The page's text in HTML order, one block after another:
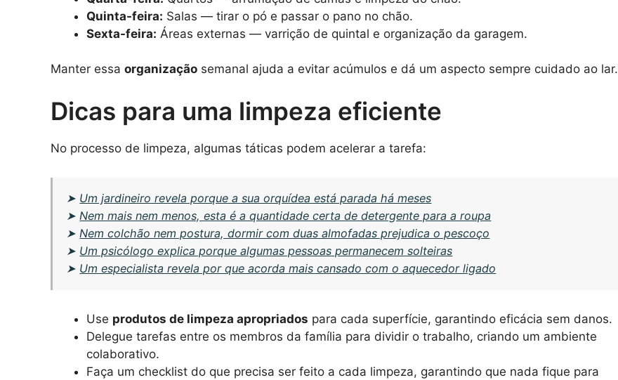
Quinta-feira: Salas — tirar o pó e passar o pano no chão.
Sexta-feira: Áreas externas — varrição de quintal e organização da garagem.
Manter essa organização semanal ajuda a evitar acúmulos e dá um aspecto sempre cuidado ao lar.
Dicas para uma limpeza eficiente
No processo de limpeza, algumas táticas podem acelerar a tarefa:
➤ Um jardineiro revela porque a sua orquídea está parada há meses
➤Nem mais nem menos, esta é a quantidade certa de detergente para a roupa
➤Nem colchão nem postura, dormir com duas almofadas prejudica o pescoço
➤ Um psicólogo explica porque algumas pessoas permanecem solteiras
➤ Um especialista revela por que acorda mais cansado com o aquecedor ligado
Use produtos de limpeza apropriados para cada superfície, garantindo eficácia sem danos.
Delegue tarefas entre os membros da família para dividir o trabalho, criando um ambiente
colaborativo.
Faça um checklist do que precisa ser feito a cada limpeza, garantindo que nada fique para